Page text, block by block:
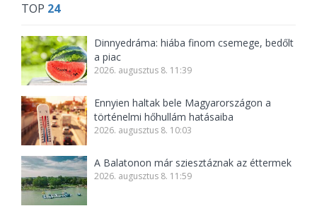
TOP 24
Dinnyedráma: hiába finom csemege, bedőlt
a piac
2026. augusztus 8. 11:39
Ennyien haltak bele Magyarországon a
történelmi hőhullám hatásaiba
2026. augusztus 8. 10:03
A Balatonon már sziesztáznak az éttermek
2026. augusztus 8. 11:59